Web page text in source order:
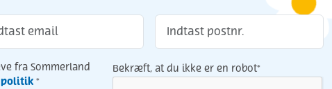
fra Sommerland
*
Bekræft, at du ikke er en robot*